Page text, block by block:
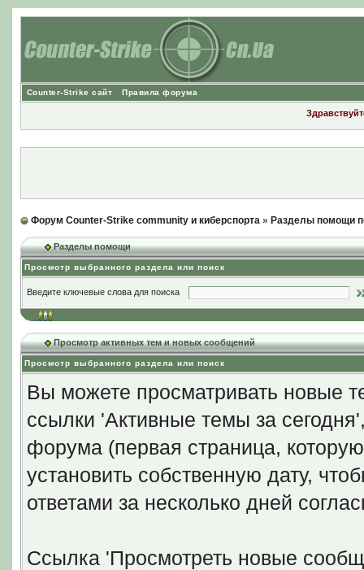
Counter-Strike сайт Правила форума
Форум Counter-Strike community и киберспорта» Разделы помощи
Разделы помощи
Просмотр выбранного раздела или поиск
Введите ключевые слова для поиска
Просмотр активных тем и новых сообщений
Просмотр выбранного раздела или поиск
Вы можете просматривать новые
ссылки 'Активные темы за
форума (первая страница,
установить собственную дату,
ответами за несколько дней
Ссылка 'Просмотреть новые